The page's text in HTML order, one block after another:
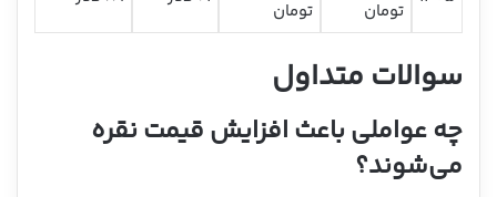
تومان
تومان
سوالات متداول
چه عواملی باعث افزایش قیمت نقره
می‌شوند؟